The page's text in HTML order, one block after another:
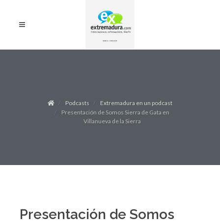
Podcasts
Extremadura en un podcast
Presentación de Somos Sierra de Gata en
Villanueva de la Sierra
Presentación de Somos